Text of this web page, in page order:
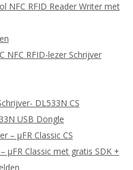
NFC RFID Reader Writer met
NFC RFID-lezer Schrijver
DL533N CS
USB Dongle
– μFR Classic CS
μFR Classic met gratis SDK +